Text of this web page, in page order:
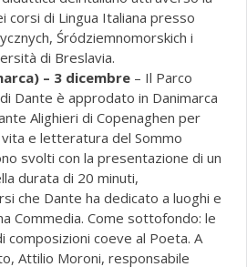
corsi di Lingua Italiana presso
Śródziemnomorskich i
di Breslavia.
– 3 dicembre – Il Parco
Dante è approdato in Danimarca
Alighieri di Copenaghen per
e letteratura del Sommo
svolti con la presentazione di un
durata di 20 minuti,
che Dante ha dedicato a luoghi e
Commedia. Come sottofondo: le
composizioni coeve al Poeta. A
Attilio Moroni, responsabile